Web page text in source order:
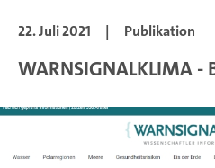
22. Juli 2021 | Publikation
WARNSIGNALKLIMA -